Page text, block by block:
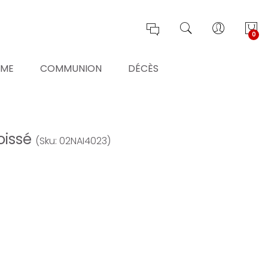
0
COMMUNION DÉCÈS
(Sku: 02NAI4023)